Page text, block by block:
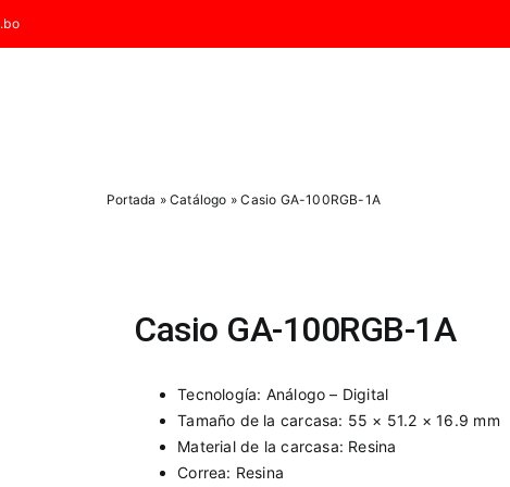
Portada » Catálogo »Casio GA-100RGB-1A
Casio GA-100RGB-1A
Tecnología: Análogo – Digital
Tamaño de la carcasa: 55 × 51.2 × 16.9 mm
Material de la carcasa: Resina
Correa: Resina